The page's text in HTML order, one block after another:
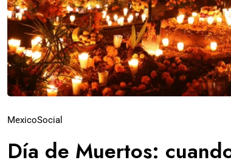
MexicoSocial
Día de Muertos: